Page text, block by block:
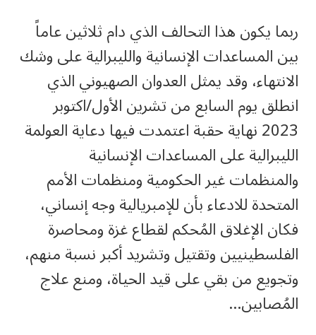
ربما يكون هذا التحالف الذي دام ثلاثين عاماً
بين المساعدات الإنسانية والليبرالية على وشك
الانتهاء، وقد يمثل العدوان الصهيوني الذي
انطلق يوم السابع من تشرين الأول/اكتوبر
2023 نهاية حقبة اعتمدت فيها دعاية العولمة
الليبرالية على المساعدات الإنسانية
والمنظمات غير الحكومية ومنظمات الأمم
المتحدة للادعاء بأن للإمبريالية وجه إنساني،
فكان الإغلاق المُحكم لقطاع غزة ومحاصرة
الفلسطينيين وتقتيل وتشريد أكبر نسبة منهم،
وتجويع من بقي على قيد الحياة، ومنع علاج
المُصابين…